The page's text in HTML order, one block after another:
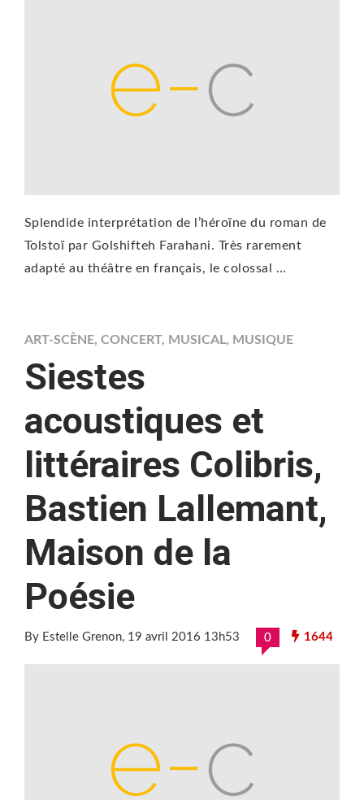
Splendide interprétation de l’héroïne du roman de
Tolstoï par Golshifteh Farahani. Très rarement
adapté au théâtre en français, le colossal …
ART-SCÈNE, CONCERT, MUSICAL, MUSIQUE
Siestes
acoustiques et
littéraires Colibris,
Bastien Lallemant,
Maison de la
Poésie
By Estelle Grenon, 19 avril 2016 13h53 0 1644